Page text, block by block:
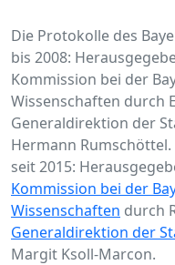
Die Protokolle des
bis 2008:
Kommission bei der
Wissenschaften durch
Generaldirektion der
Hermann Rumschöttel.
seit 2015:
Kommission bei der
Wissenschaften durch
Generaldirektion der
Margit Ksoll-Marcon.